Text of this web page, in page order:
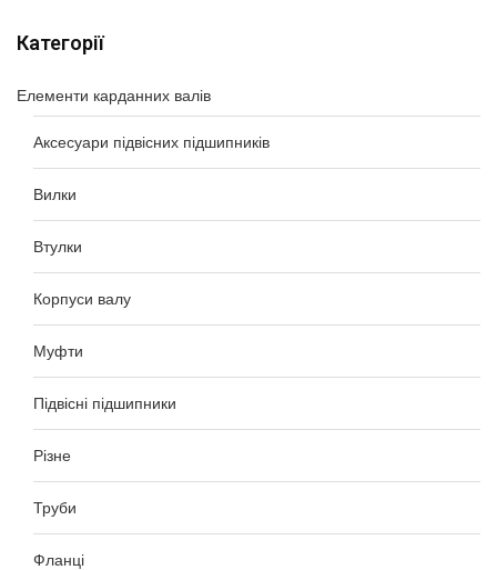
Категорії
Елементи карданних валів
Аксесуари підвісних підшипників
Вилки
Втулки
Корпуси валу
Муфти
Підвісні підшипники
Різне
Труби
Фланці